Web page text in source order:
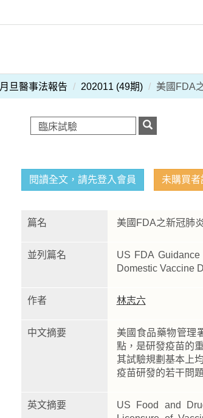
月旦醫事法報告 202011 (49期) 美國FDA
閱讀全文，請先登入會員 未購買者
篇名 美國FDA之新冠肺
並列篇名
US FDA
Domestic Vaccine
作者 林志六
中文摘要
美國食品藥物管理
點，是研發疫苗的
其試驗規劃基本上
疫苗研發的若干問
英文摘要
US Food and